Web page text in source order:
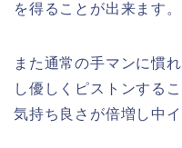
を得ることが出来ます。
また通常の手マンに慣
し優しくピストンする
気持ち良さが倍増し中